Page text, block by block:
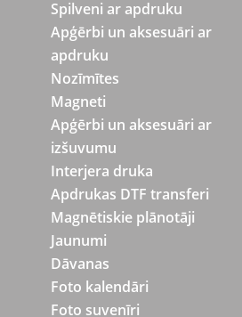
Spilveni ar apdruku
Apģērbi un aksesuāri ar
apdruku
Nozīmītes
Magneti
Apģērbi un aksesuāri ar
izšuvumu
Interjera druka
Apdrukas DTF transferi
Magnētiskie plānotāji
Jaunumi
Dāvanas
Foto kalendāri
Foto suvenīri